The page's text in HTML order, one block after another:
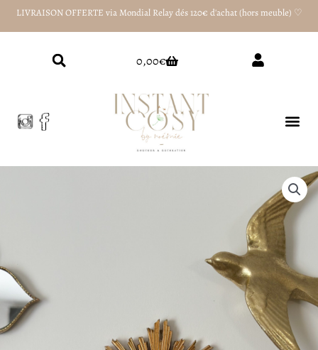
AllerLIVRAISON OFFERTE via Mondial Relay dés 120€ d'achat (hors meuble) ♡
0,00€Panier